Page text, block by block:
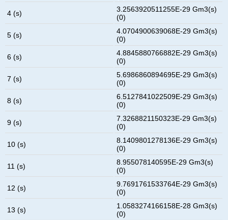
4 (s)
3.2563920511255E-29 Gm3(s)
(0)
5 (s)
4.0704900639068E-29 Gm3(s)
(0)
6 (s)
4.8845880766882E-29 Gm3(s)
(0)
7 (s)
5.6986860894695E-29 Gm3(s)
(0)
8 (s)
6.5127841022509E-29 Gm3(s)
(0)
9 (s)
7.3268821150323E-29 Gm3(s)
(0)
10 (s)
8.1409801278136E-29 Gm3(s)
(0)
11 (s)
8.955078140595E-29 Gm3(s)
(0)
12 (s)
9.7691761533764E-29 Gm3(s)
(0)
13 (s)
1.0583274166158E-28 Gm3(s)
(0)